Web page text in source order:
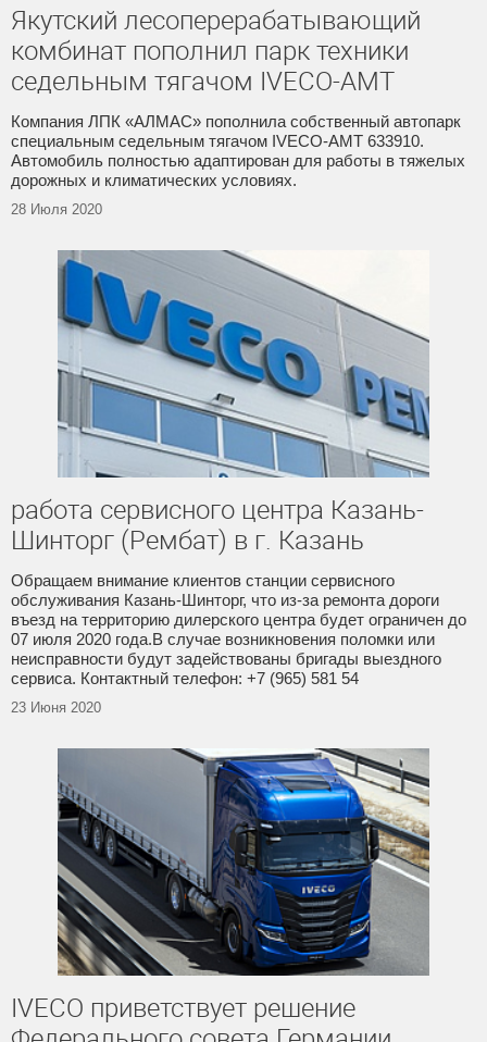
Якутский лесоперерабатывающий
комбинат пополнил парк техники
седельным тягачом IVECO-AMT
Компания ЛПК «АЛМАС» пополнила собственный автопарк
специальным седельным тягачом IVECO-AMT 633910.
Автомобиль полностью адаптирован для работы в тяжелых
дорожных и климатических условиях.
28 Июля 2020
работа сервисного центра Казань-
Шинторг (Рембат) в г. Казань
Обращаем внимание клиентов станции сервисного
обслуживания Казань-Шинторг, что из-за ремонта дороги
въезд на территорию дилерского центра будет ограничен до
07 июля 2020 года.В случае возникновения поломки или
неисправности будут задействованы бригады выездного
сервиса. Контактный телефон: +7 (965) 581 54
23 Июня 2020
IVECO приветствует решение